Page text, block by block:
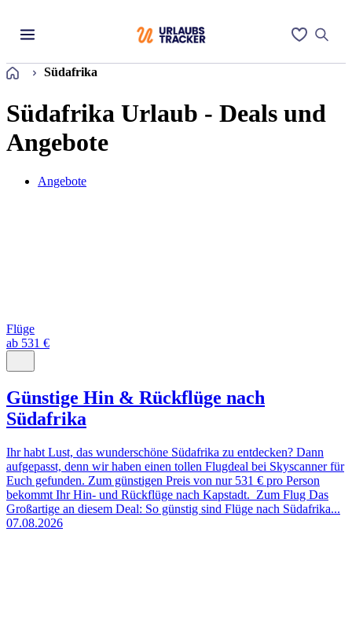
Startseite
Südafrika
Südafrika Urlaub - Deals und
Angebote
Angebote
Flüge
ab 531 €
Günstige Hin & Rückflüge nach
Südafrika
Ihr habt Lust, das wunderschöne Südafrika zu entdecken? Dann
aufgepasst, denn wir haben einen tollen Flugdeal bei Skyscanner für
Euch gefunden. Zum günstigen Preis von nur 531 € pro Person
bekommt Ihr Hin- und Rückflüge nach Kapstadt. Zum Flug Das
Großartige an diesem Deal: So günstig sind Flüge nach Südafrika...
07.08.2026